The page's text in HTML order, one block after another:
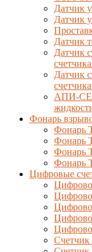
Датчик
Датчик
Датчик
Датчик
Датчик
АПИ-
Фонарь
Фонарь
Фонарь
Фонарь
Фонарь
Цифровые